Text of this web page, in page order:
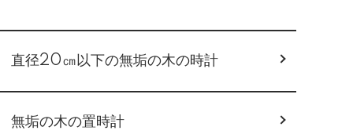
直径20㎝以下の無垢の木の時計
無垢の木の置時計